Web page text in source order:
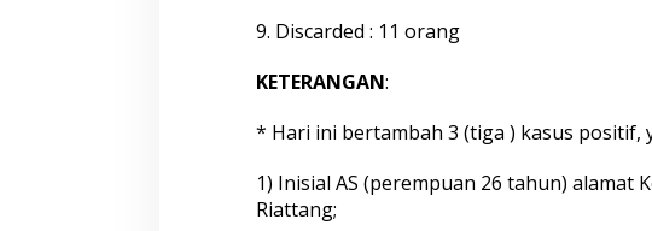
9. Discarded : 11 orang
KETERANGAN:
* Hari ini bertambah 3 (tiga ) kasus positif,
1) Inisial AS (perempuan 26 tahun) alamat
Riattang;